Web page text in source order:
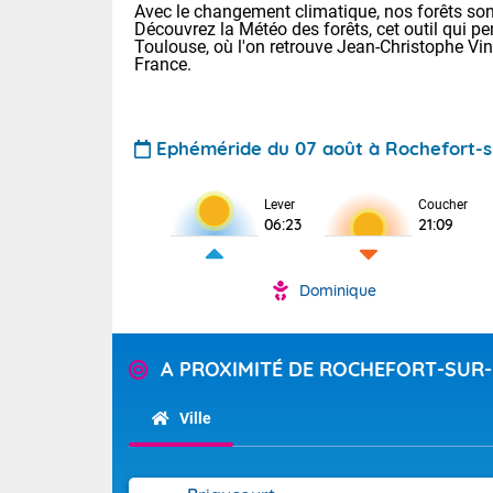
Pour la
Tendance
Avec le changement climatique, nos forêts
Découvrez la Météo des forêts, cet outil qui
Toulouse, où l'on retrouve Jean-Christophe
France.
Ephéméride du 07 août à Rochefort-
Lever
06:23
Coucher
21:09
Dominique
A PROXIMITÉ DE ROCHEFORT-
Ville
Voici les
31 Lyon :
: 32 Nancy :
32 Lille : 28
Demain :
Très
sur les